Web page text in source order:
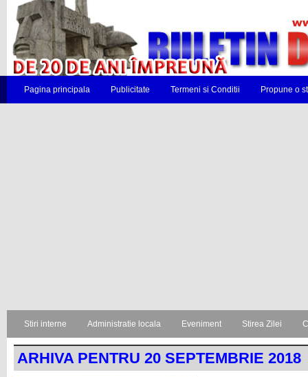
Pagina principala Publicitate Termeni si Conditii Propune o
Stiri interne Administratie locala Eveniment Stirea Zilei
ARHIVA PENTRU 20 SEPTEMBRIE 2018